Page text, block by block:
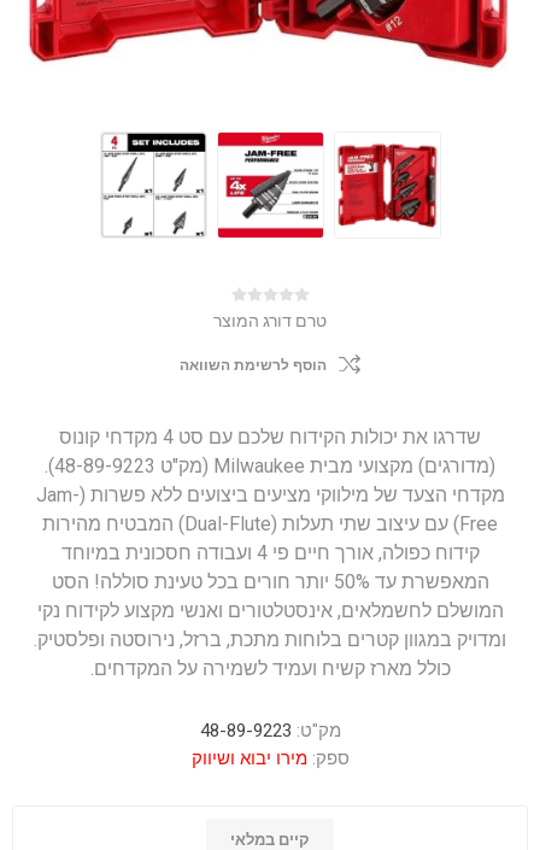
טרם דורג המוצר
הוסף לרשימת השוואה
שדרגו את יכולות הקידוח שלכם עם סט 4 מקדחי קונוס
(מדורגים) מקצועי מבית Milwaukee (מק"ט 48-89-9223).
מקדחי הצעד של מילווקי מציעים ביצועים ללא פשרות (Jam-
Free) עם עיצוב שתי תעלות (Dual-Flute) המבטיח מהירות
קידוח כפולה, אורך חיים פי 4 ועבודה חסכונית במיוחד
המאפשרת עד 50% יותר חורים בכל טעינת סוללה! הסט
המושלם לחשמלאים, אינסטלטורים ואנשי מקצוע לקידוח נקי
ומדויק במגוון קטרים בלוחות מתכת, ברזל, נירוסטה ופלסטיק.
כולל מארז קשיח ועמיד לשמירה על המקדחים.
מק"ט: 48-89-9223
ספק: מירו יבוא ושיווק
קיים במלאי